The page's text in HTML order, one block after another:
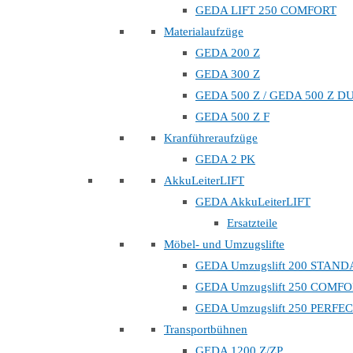
GEDA LIFT 250 COMFORT
Materialaufzüge
GEDA 200 Z
GEDA 300 Z
GEDA 500 Z / GEDA 500 Z
GEDA 500 Z F
Kranführeraufzüge
GEDA 2 PK
AkkuLeiterLIFT
GEDA AkkuLeiterLIFT
Ersatzteile
Möbel- und Umzugslifte
GEDA Umzugslift 200
GEDA Umzugslift 250
GEDA Umzugslift 250
Transportbühnen